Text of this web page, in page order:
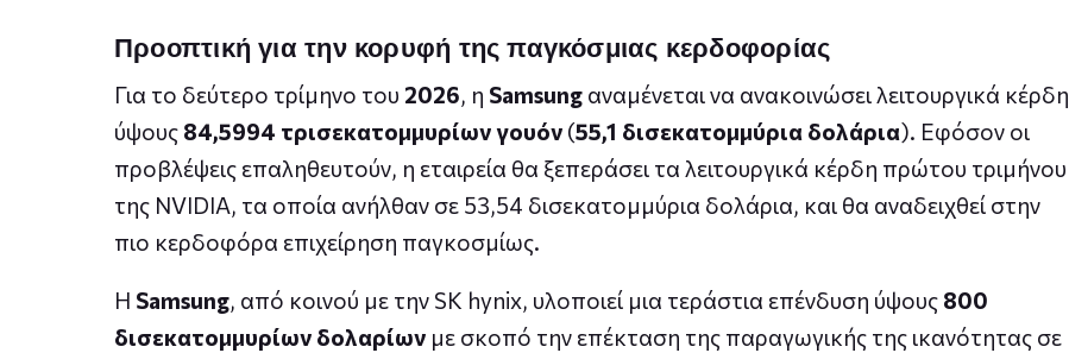
Προοπτική για την κορυφή της παγκόσμιας κερδοφορίας
Για το δεύτερο τρίμηνο του 2026, η Samsung αναμένεται να ανακοινώσει λειτουργικά κέρδη
ύψους 84,5994 τρισεκατομμυρίων γουόν (55,1 δισεκατομμύρια δολάρια). Εφόσον οι
προβλέψεις επαληθευτούν, η εταιρεία θα ξεπεράσει τα λειτουργικά κέρδη πρώτου τριμήνου
της NVIDIA, τα οποία ανήλθαν σε 53,54 δισεκατομμύρια δολάρια, και θα αναδειχθεί στην
πιο κερδοφόρα επιχείρηση παγκοσμίως.
Η Samsung, από κοινού με την SK hynix, υλοποιεί μια τεράστια επένδυση ύψους 800
δισεκατομμυρίων δολαρίων με σκοπό την επέκταση της παραγωγικής της ικανότητας σε